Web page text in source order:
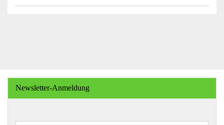
Newsletter-Anmeldung